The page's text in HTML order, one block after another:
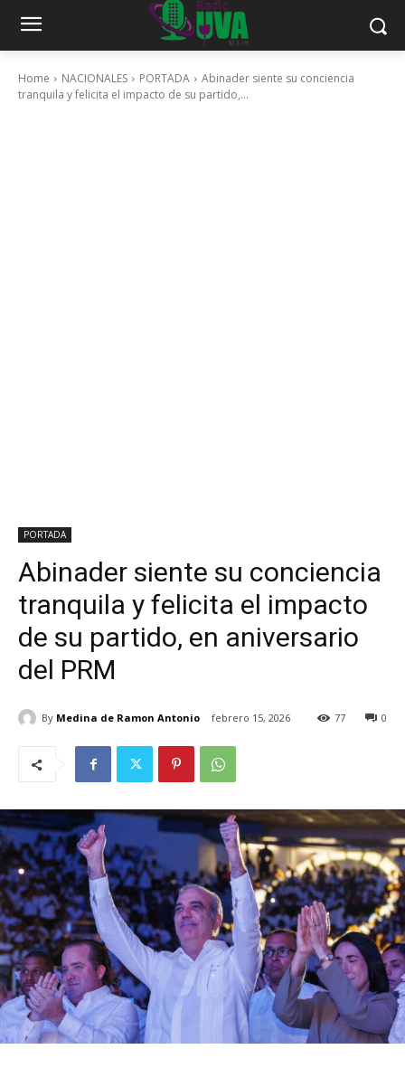
Home NACIONALES PORTADA
Abinader siente su conciencia
tranquila y felicita el impacto de su partido,...
PORTADA
Abinader siente su conciencia
tranquila y felicita el impacto
de su partido, en aniversario
del PRM
By Medina de Ramon Antonio febrero 15, 2026 0
77